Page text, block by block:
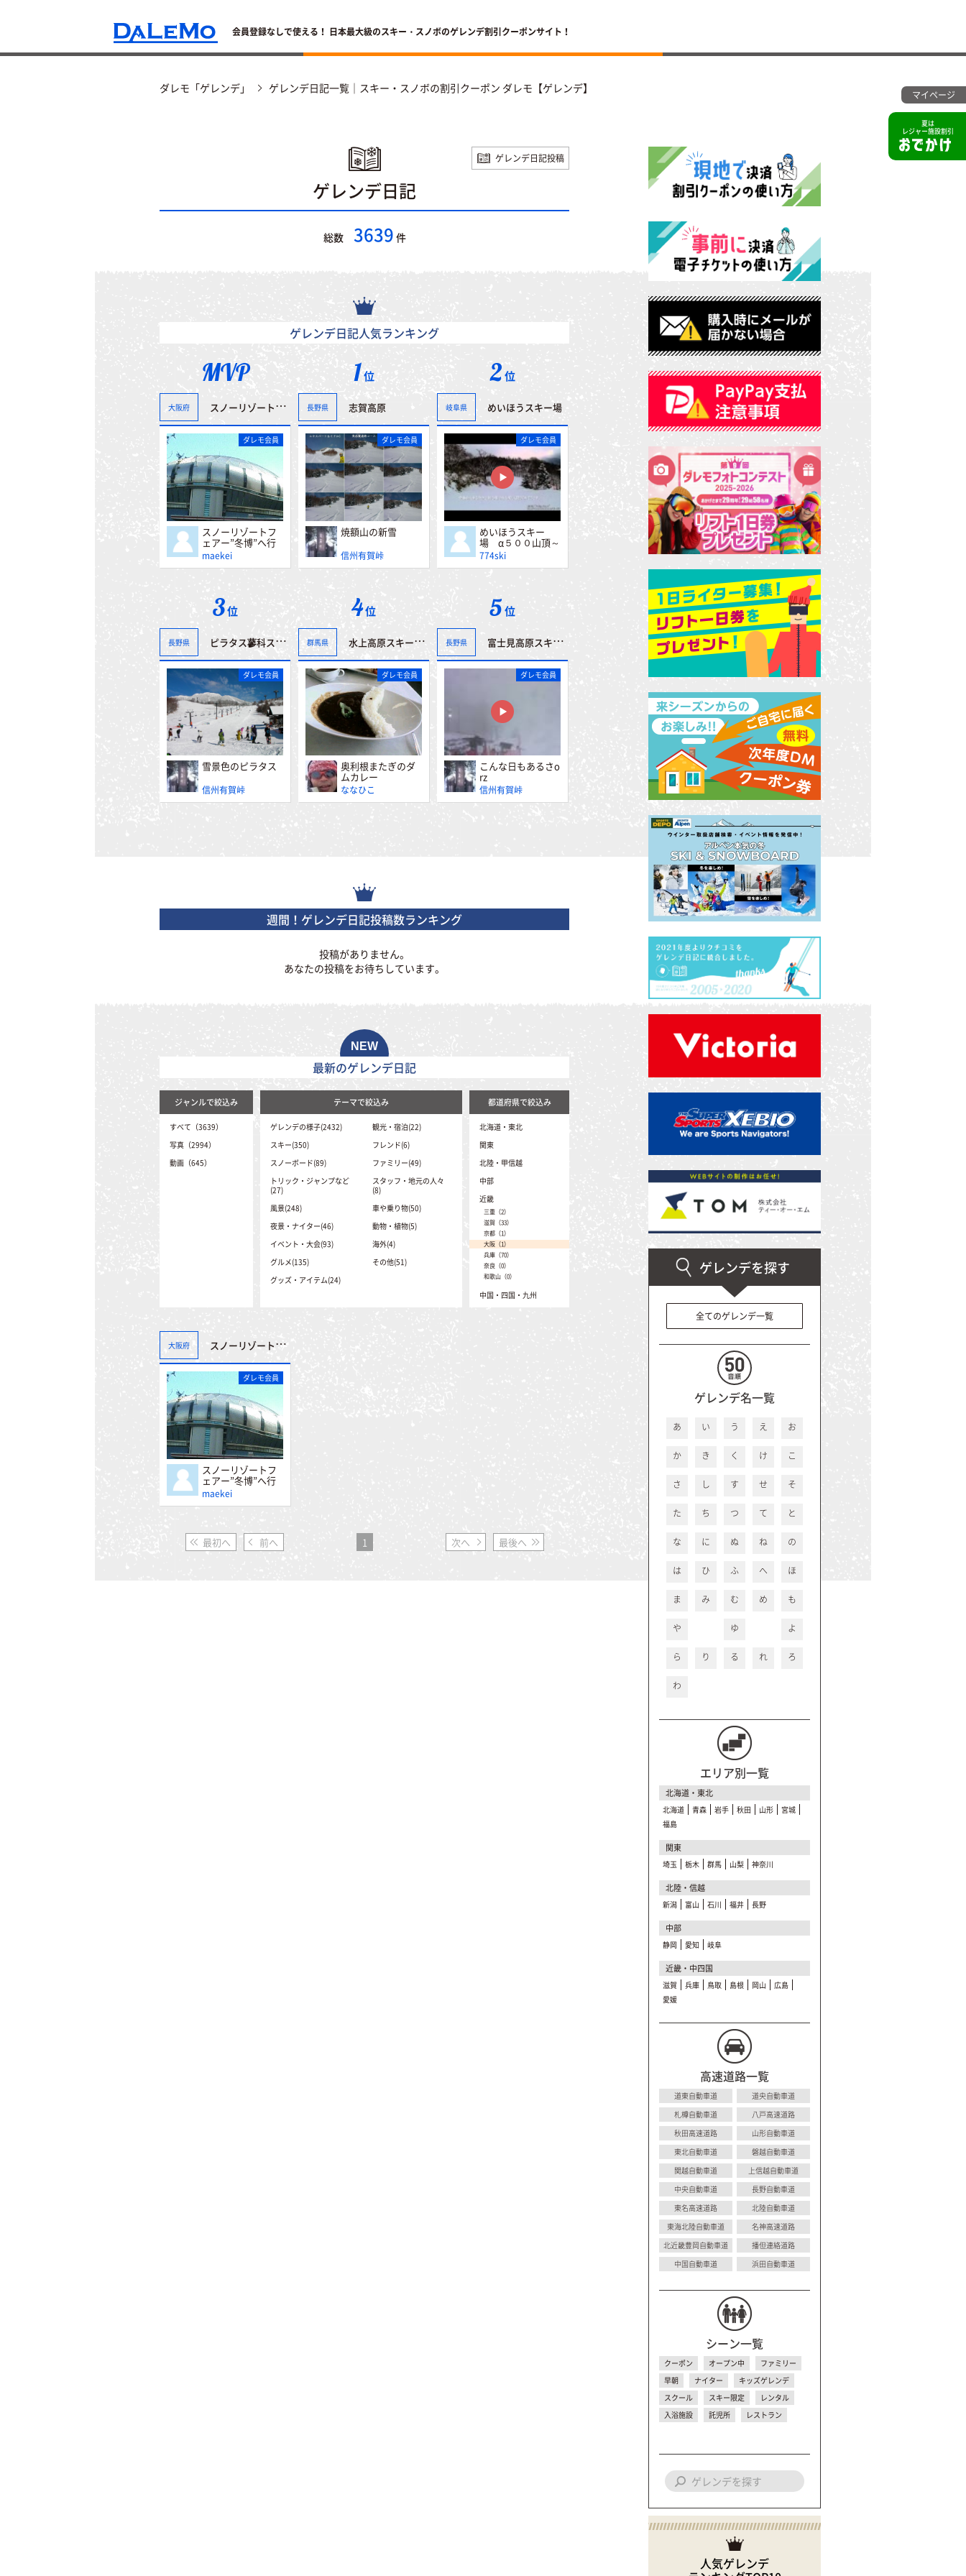
会員登録なしで使える！ 日本最大級のスキー・スノボのゲレンデ割引クーポンサイト！
夏は
レジャー施設割引
マイページ
ダレモ「ゲレンデ」 ゲレンデ日記一覧｜スキー・スノボの割引クーポン ダレモ【ゲレンデ】
ゲレンデ日記投稿
ゲレンデ日記
総数 3639 件
ゲレンデ日記人気ランキング
MVP
大阪府 スノーリゾートフェアー”冬博”へ行って来ました。＾＾
ダレモ会員
スノーリゾートフ
ェアー”冬博”へ行
って来ました。＾
＾
maekei
1位
長野県 志賀高原
ダレモ会員
焼額山の新雪
信州有賀峠
2位
岐阜県 めいほうスキー場
ダレモ会員
めいほうスキー
場 α５００山頂～
第一レストハウス
774ski
3位
長野県 ピラタス蓼科スノーリゾート
ダレモ会員
雪景色のピラタス
信州有賀峠
4位
群馬県 水上高原スキーリゾート
ダレモ会員
奥利根またぎのダ
ムカレー
ななひこ
5位
長野県 富士見高原スキー場
ダレモ会員
こんな日もあるさo
rz
信州有賀峠
週間！ゲレンデ日記投稿数ランキング
投稿がありません。
あなたの投稿をお待ちしています。
最新のゲレンデ日記
ジャンルで絞込み テーマで絞込み 都道府県で絞込み
すべて（3639）
写真（2994）
動画（645）
ゲレンデの様子(2432)
スキー(350)
スノーボード(89)
トリック・ジャンプなど
(27)
風景(248)
夜景・ナイター(46)
イベント・大会(93)
グルメ(135)
グッズ・アイテム(24)
観光・宿泊(22)
フレンド(6)
ファミリー(49)
スタッフ・地元の人々
(8)
車や乗り物(50)
動物・植物(5)
海外(4)
その他(51)
北海道・東北
北海道（41）
青森（1）
岩手（16）
山形（48）
宮城（17）
福島（102）
関東
茨城（0）
埼玉（2）
栃木（12）
千葉（0）
東京（0）
神奈川（0）
北陸・甲信越
新潟（396）
富山（14）
石川（1）
福井（29）
山梨（52）
長野（2081）
中部
静岡（6）
愛知（8）
岐阜（335）
近畿
三重（2）
滋賀（33）
京都（1）
大阪（1）
兵庫（70）
奈良（0）
和歌山（0）
中国・四国・九州
大阪府 スノーリゾートフェアー”冬博”へ行って来ました。＾＾
ダレモ会員
スノーリゾートフ
ェアー”冬博”へ行
って来ました。＾
＾
maekei
最初へ 前へ 1 次へ 最後へ
全てのゲレンデ一覧
ゲレンデ名一覧
あ い う え お
か き く け こ
さ し す せ そ
た ち つ て と
な に ぬ ね の
は ひ ふ へ ほ
ま み む め も
や ゆ よ
ら り る れ ろ
わ
エリア別一覧
北海道・東北
北海道 青森 岩手 秋田 山形
宮城
福島
関東
埼玉 栃木 群馬 山梨 神奈川
北陸・信越
新潟 富山 石川 福井 長野
中部
静岡 愛知 岐阜
近畿・中四国
滋賀 兵庫 鳥取 島根 岡山
広島
愛媛
高速道路一覧
道東自動車道
道央自動車道
札樽自動車道
八戸高速道路
秋田高速道路
山形自動車道
東北自動車道
磐越自動車道
関越自動車道
上信越自動車道
中央自動車道
長野自動車道
東名高速道路
北陸自動車道
東海北陸自動車道
名神高速道路
北近畿豊岡自動車道
播但連絡道路
中国自動車道
浜田自動車道
シーン一覧
クーポン オープン中
ファミリー
早朝
ナイター
キッズゲレンデ
スクール
スキー限定
レンタル
入浴施設
託児所 レストラン
人気ゲレンデ